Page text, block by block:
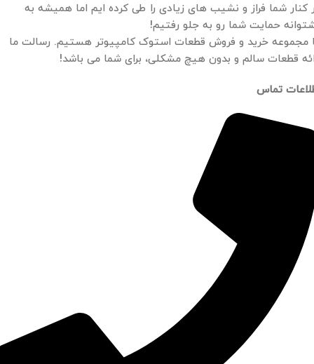
کنار شما فراز و نشیب های زیادی را طی کرده ایم اما همیشه به
حمایت شما رو به جلو رفتیم!
مجموعه خرید و فروش قطعات استوک کامپیوتر هستیم. رسالت ما
قطعات سالم و بدون هیچ مشکلی، برای شما می باشد!
تماس